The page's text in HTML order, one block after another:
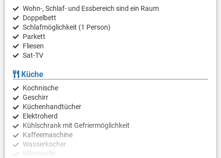
Wohn-, Schlaf- und Essbereich sind ein Raum
Doppelbett
Schlafmöglichkeit (1 Person)
Parkett
Fliesen
Sat-TV
Küche
Kochnische
Geschirr
Küchenhandtücher
Elektroherd
Kühlschrank mit Gefriermöglichkeit
Kaffeemaschine
Wasserkocher
Mikrowelle